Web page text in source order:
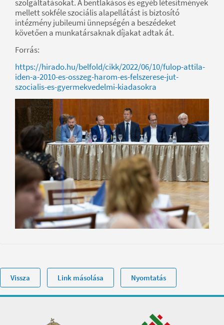
szolgáltatásokat. A bentlakásos és egyéb létesítmények
mellett sokféle szociális alapellátást is biztosító
intézmény jubileumi ünnepségén a beszédeket
követően a munkatársaknak díjakat adtak át.
Forrás:
https://hirado.hu/belfold/cikk/2022/06/10/fulop-attila-
iden-a-2010-es-osszeg-harom-es-felszerese-jut-
szocialis-es-gyermekvedelmi-kiadasokra
Vissza Link másolása Nyomtatás